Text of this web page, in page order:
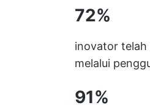
72%
inovator telah
melalui
91%